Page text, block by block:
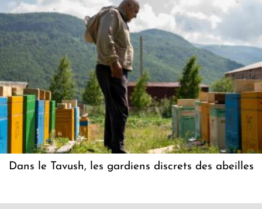
Dans le Tavush, les gardiens discrets des abeilles